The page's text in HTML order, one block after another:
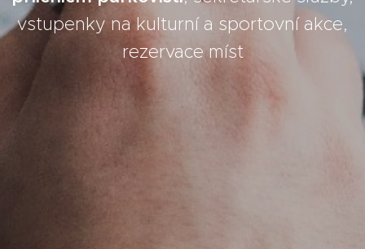
vstupenky na kulturní a sportovní akce,
rezervace míst